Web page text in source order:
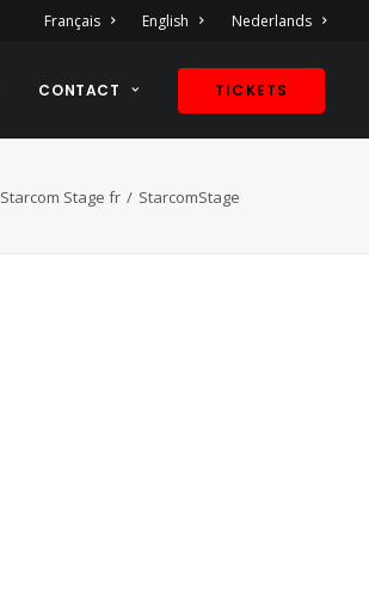
Français English Nederlands
CONTACT TICKETS
Starcom Stage fr StarcomStage